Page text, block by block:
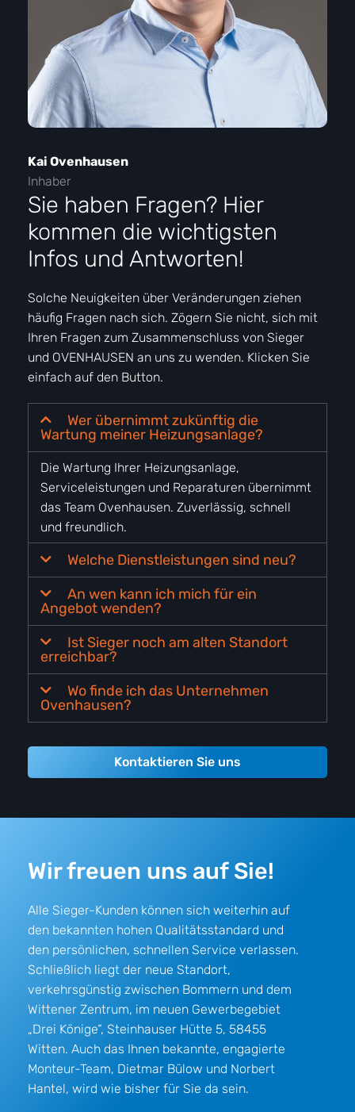
kommen die wichtigsten
Infos und Antworten!
Solche Neuigkeiten über Veränderungen ziehen
häufig Fragen nach sich. Zögern Sie nicht, sich mit
Ihren Fragen zum Zusammenschluss von Sieger
und OVENHAUSEN an uns zu wenden. Klicken Sie
einfach auf den Button.
Wer übernimmt zukünftig die
Wartung meiner Heizungsanlage?
Die Wartung Ihrer Heizungsanlage,
das Team Ovenhausen. Zuverlässig, schnell
und freundlich.
Welche Dienstleistungen sind neu?
Angebot wenden?
Ist Sieger noch am alten Standort
erreichbar?
Wo finde ich das Unternehmen
Ovenhausen?
Kontaktieren Sie uns
Wir freuen uns auf Sie!
Alle Sieger-Kunden können sich weiterhin auf
den bekannten hohen Qualitätsstandard und
den persönlichen, schnellen Service verlassen.
Schließlich liegt der neue Standort,
Monteur-Team, Dietmar Bülow und Norbert
Hantel, wird wie bisher für Sie da sein.
Jetzt beraten lassen